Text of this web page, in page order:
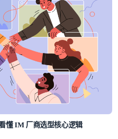
懂 IM 厂商选型核心逻辑